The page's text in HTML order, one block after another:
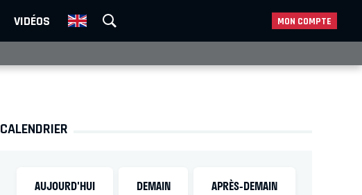
VIDÉOS MON COMPTE
CALENDRIER
AUJOURD'HUI DEMAIN APRÈS-DEMAIN